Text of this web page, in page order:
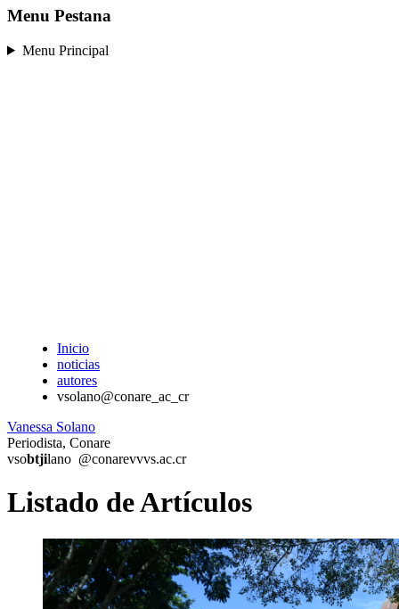
Menu Pestana
Menu Principal
Inicio
noticias
autores
vsolano@conare_ac_cr
Vanessa Solano
Periodista, Conare
vsobtjilano @conarevvvs.ac.cr
Listado de Artículos